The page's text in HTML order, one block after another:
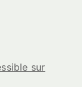
sur